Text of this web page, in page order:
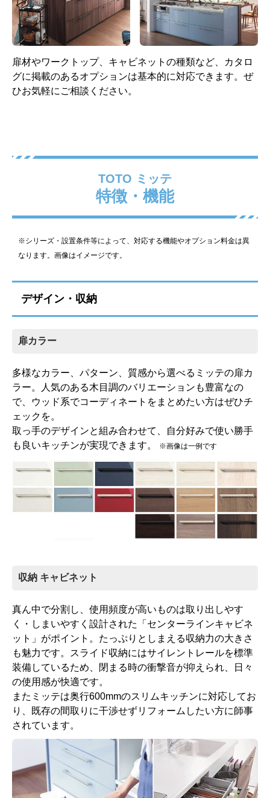
シングルレバー混合水栓
(ハンドル樹脂製)
標準仕様モデル
ガスコンロ 60cm 片面焼き
グリル 無水グリル ホーロ
ー天板 ブラック
標準仕様モデル
レンジフード
ン 間口75cm 全高70cm ブ
吊戸棚
ミドル吊戸棚高さ70cm
お客様のご要望に応じた機器のグレードアップも可能
です！詳しくはこちら
扉材やワークトップ、キャビネットの種類など、カタロ
グに掲載のあるオプションは基本的に対応できます。ぜ
ひお気軽にご相談ください。
TOTO ミッテ
特徴・機能
※シリーズ・設置条件等によって、対応する機能やオプション料金は異
なります。画像はイメージです。
デザイン・収納
扉カラー
多様なカラー、パターン、質感から選べるミッテの扉カ
ラー。人気のある木目調のバリエーションも豊富なの
で、ウッド系でコーディネートをまとめたい方はぜひチ
ェックを。
取っ手のデザインと組み合わせて、自分好みで使い勝手
も良いキッチンが実現できます。
※画像は一例です
収納 キャビネット
真ん中で分割し、使用頻度が高いものは取り出しやす
く・しまいやすく設計された「センターラインキャビネ
ット」がポイント。たっぷりとしまえる収納力の大きさ
も魅力です。スライド収納にはサイレントレールを標準
装備しているため、閉まる時の衝撃音が抑えられ、日々
の使用感が快適です。
またミッテは奥行600mmのスリムキッチンに対応してお
り、既存の間取りに干渉せずリフォームしたい方に師事
されています。